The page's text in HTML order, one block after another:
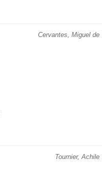
Cervantes, Miguel de
Tournier, Achile